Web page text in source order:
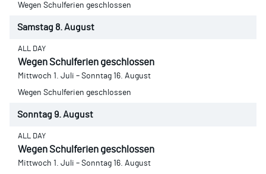
Wegen Schulferien geschlossen
Samstag 8. August
ALL DAY
Wegen Schulferien geschlossen
Mittwoch 1. Juli – Sonntag 16. August
Wegen Schulferien geschlossen
Sonntag 9. August
ALL DAY
Wegen Schulferien geschlossen
Mittwoch 1. Juli – Sonntag 16. August